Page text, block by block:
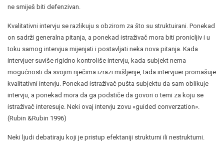
ne smiješ biti defenzivan.
Kvalitativni intervju se razlikuju s obzirom za što su struktuirani. Ponekad
on sadrži generalna pitanja, a ponekad istraživač mora biti pronicljiv i u
toku samog intervjua mijenjati i postavljati neka nova pitanja. Kada
intervjuer suviše rigidno kontroliše intervju, kada subjekt nema
mogućnosti da svojim riječima izrazi mišljenje, tada intervjuer promašuje
kvalitativni intervju. Ponekad istraživač pušta subjektu da sam oblikuje
intervju, a ponekad mora da ga podstiče da govori o temi za koju se
istraživač interesuje. Neki ovaj intervju zovu «guided converzation».
(Rubin &Rubin 1996)
Neki ljudi debatiraju koji je pristup efektaniji strukturni ili nestrukturni.